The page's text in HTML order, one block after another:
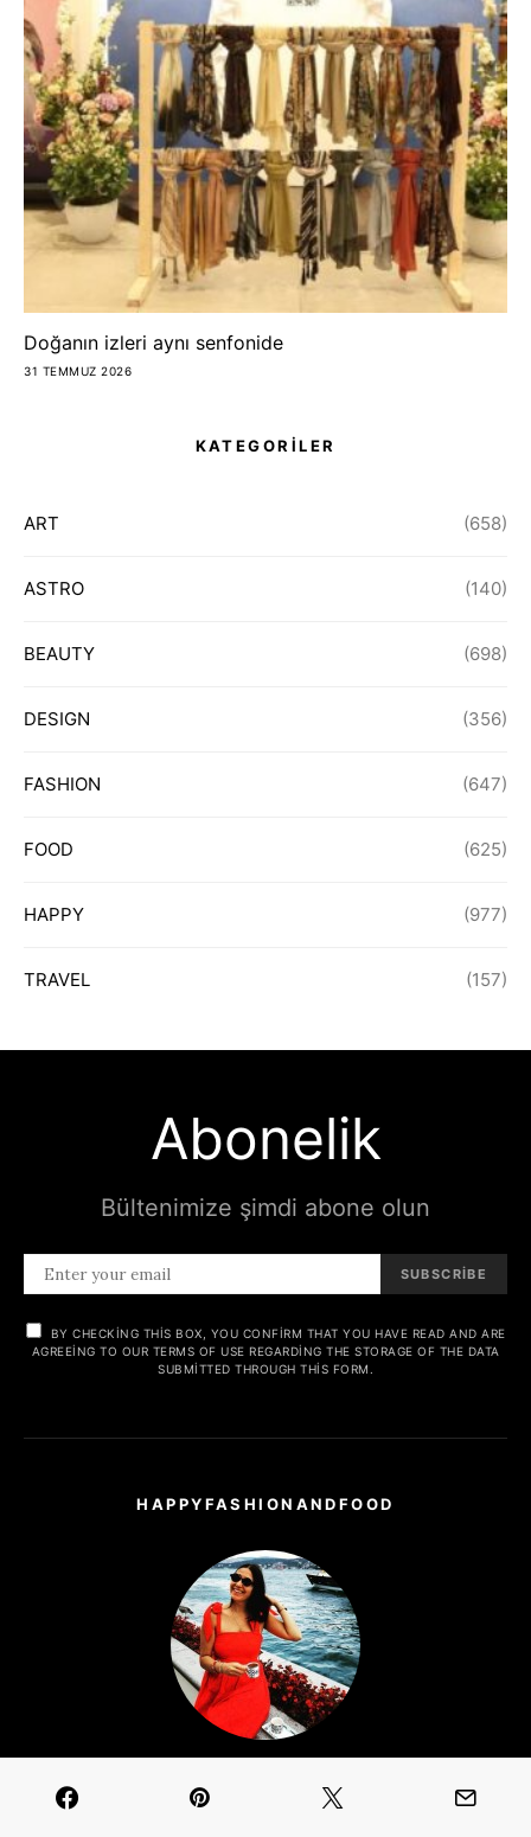
Doğanın izleri aynı senfonide
31 TEMMUZ 2026
KATEGORİLER
ART (658)
ASTRO (140)
BEAUTY (698)
DESIGN (356)
FASHION (647)
FOOD (625)
HAPPY (977)
TRAVEL (157)
Abonelik
Bültenimize şimdi abone olun
SUBSCRIBE
BY CHECKING THIS BOX, YOU CONFIRM THAT YOU HAVE READ AND ARE
AGREEING TO OUR TERMS OF USE REGARDING THE STORAGE OF THE DATA
SUBMITTED THROUGH THIS FORM.
HAPPYFASHIONANDFOOD